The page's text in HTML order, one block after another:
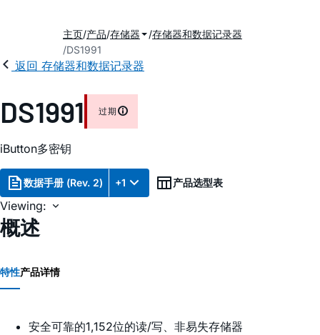
主页 产品 存储器
存储器和数据记录器
DS1991
返回 存储器和数据记录器
DS1991 过期
iButton多密钥
数据手册 (Rev. 2) +1 产品选型表
Viewing:
概述
特性产品详情
安全可靠的1,152位的读/写、非易失存储器